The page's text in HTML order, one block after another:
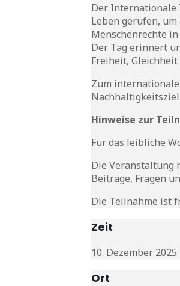
Der Internationale
Leben gerufen,
Menschenrechte
Der Tag erinnert
Freiheit,
Zum
Hinweise zur
Für das leibliche
Die Veranstaltung
Beiträge, Fragen
Die Teilnahme ist
Zeit
10. Dezember 2025
Ort